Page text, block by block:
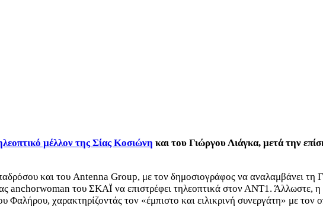
μέλλον της Σίας Κοσιώνη και του Γιώργου Λιάγκα, μετά την
και του Antenna Group, με τον δημοσιογράφος να αναλαμβάνει τη
anchorwoman του ΣΚΑΪ να επιστρέφει τηλεοπτικά στον ΑΝΤ1. Άλλωστε, η
χαρακτηρίζοντάς τον «έμπιστο και ειλικρινή συνεργάτη» με τον